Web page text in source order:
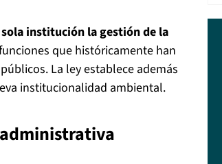
sola institución la gestión de la
que históricamente han
La ley establece además
institucionalidad ambiental.